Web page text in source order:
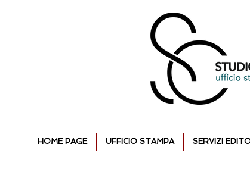
HOME PAGE UFFICIO STAMPA SERVIZI